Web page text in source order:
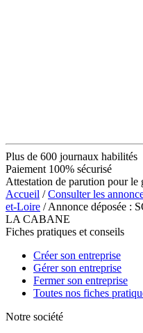
Plus de 600 journaux habilités
Paiement 100% sécurisé
Attestation de parution pour le
Accueil /Consulter les
et-Loire / Annonce déposée
LA CABANE
Fiches pratiques et conseils
Créer son entreprise
Gérer son entreprise
Fermer son entreprise
Toutes nos fiches
Notre société